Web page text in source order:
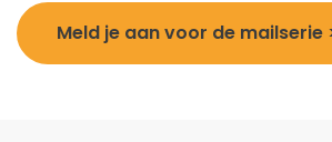
Meld je aan voor de mailserie